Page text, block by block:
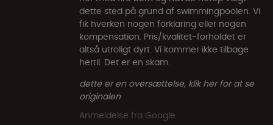
dette sted på grund af swimmingpoolen. Vi
fik hverken nogen forklaring eller nogen
kompensation. Pris/kvalitet-forholdet er
altså utroligt dyrt. Vi kommer ikke tilbage
hertil. Det er en skam.
dette er en oversættelse, klik her for at se
originalen
Anmeldelse fra Google